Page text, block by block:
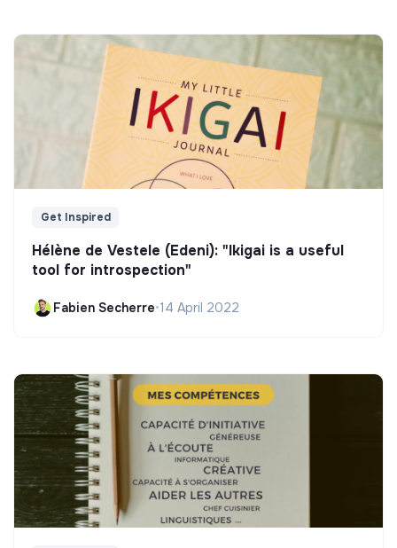
Get Inspired
Hélène de Vestele (Edeni): "Ikigai is a useful
tool for introspection"
Fabien Secherre•14 April 2022